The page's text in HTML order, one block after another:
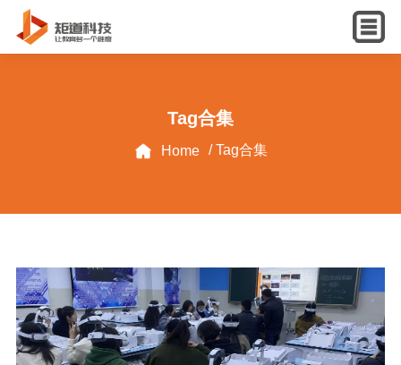
English
Tag合集
Home / Tag合集